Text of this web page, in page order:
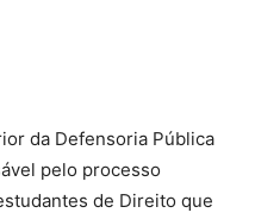
da Defensoria Pública
pelo processo
de Direito que